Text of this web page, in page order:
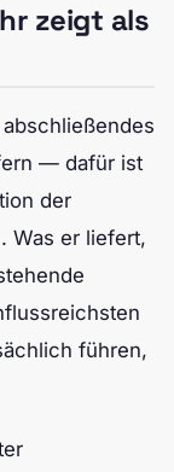
zeigt als
— dafür ist
der
Was er liefert,
führen,